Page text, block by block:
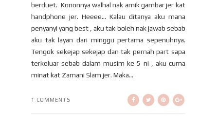
berduet. Kononnya walhal nak amik gambar jer kat
handphone jer. Heeee... Kalau ditanya aku mana
penyanyi yang best , aku tak boleh nak jawab sebab
aku tak layan dari minggu pertama sepenuhnya.
Tengok sekejap sekejap dan tak pernah part sapa
terkeluar sebab dalam musim ke 5 ni , aku cuma
minat kat Zamani Slam jer. Maka...
1 COMMENTS